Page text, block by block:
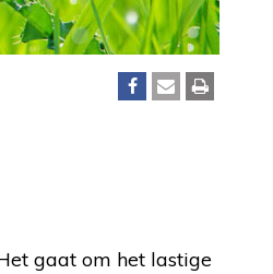
gaat om het lastige